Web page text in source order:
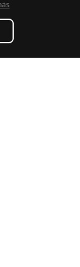
firme.